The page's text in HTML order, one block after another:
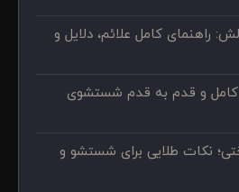
راهنمای کامل علائم، دلایل و
و قدم به قدم شستشوی
نکات طلایی برای شستشو و